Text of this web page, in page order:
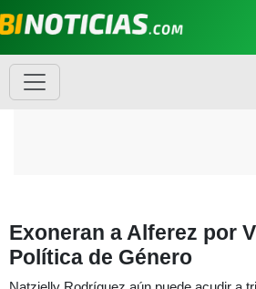
Exoneran a Alferez por
Política de Género